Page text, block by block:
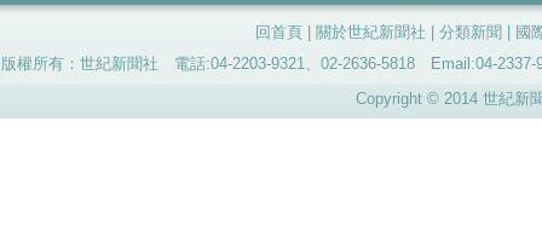
回首頁 關於世紀新聞社 分類新聞
國
版權所有：世紀新聞社 電話:04-2203-9321、02-2636-5818 Email:04-
Copyright © 2014 世紀新